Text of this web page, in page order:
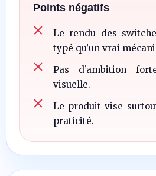
Points négatifs
Le rendu des
typé qu’un vrai
Pas d’ambition
visuelle.
Le produit vise
praticité.